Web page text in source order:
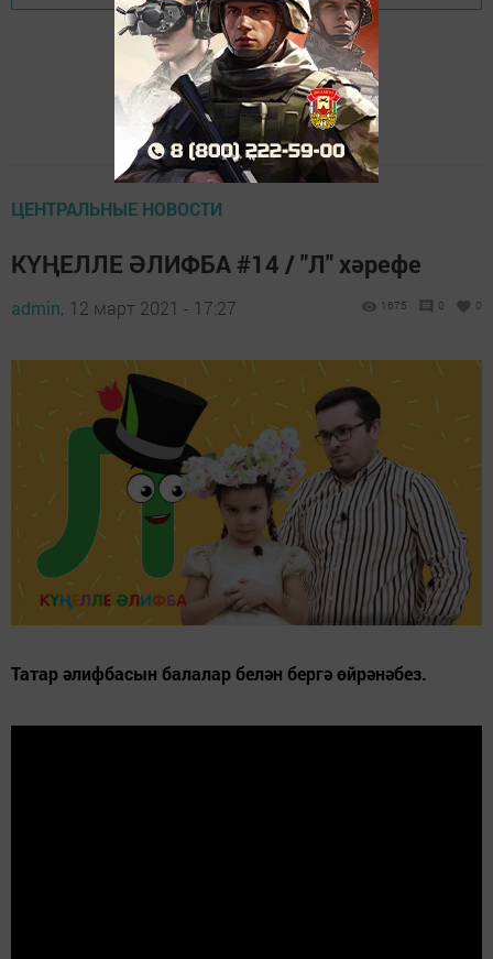
ЦЕНТРАЛЬНЫЕ НОВОСТИ
КҮҢЕЛЛЕ ӘЛИФБА #14 / "Л" хәрефе
admin, 12 март 2021 - 17:27 1675 0 0
Татар әлифбасын балалар белән бергә өйрәнәбез.